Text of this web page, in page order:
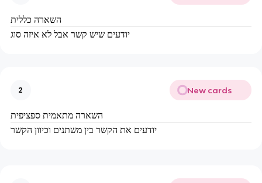
השארה כללית
יודעים שיש קשר אבל לא איזה סוג
2 New cards
השארה מתאמית ספציפית
יודעים את הקשר בין משתנים וכיוון הקשר